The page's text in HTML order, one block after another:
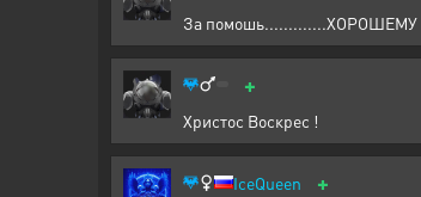
За помошь.............ХОРОШЕМУ
+
Христос Воскрес !
IceQueen +